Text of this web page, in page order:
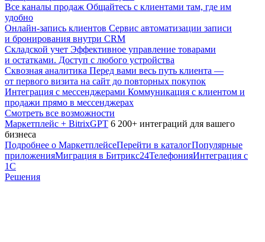
Все каналы продаж Общайтесь с клиентами там, где им
удобно
Онлайн-запись клиентов Сервис автоматизации записи
и бронирования внутри CRM
Складской учет Эффективное управление товарами
и остатками. Доступ с любого устройства
Сквозная аналитика Перед вами весь путь клиента —
от первого визита на сайт до повторных покупок
Интеграция с мессенджерами Коммуникация с клиентом и
продажи прямо в мессенджерах
Смотреть все возможности
Маркетплейс + BitrixGPT 6 200+ интеграций для вашего
бизнеса
Подробнее о МаркетплейсеПерейти в каталогПопулярные
приложенияМиграция в Битрикс24ТелефонияИнтеграция с
1С
Решения